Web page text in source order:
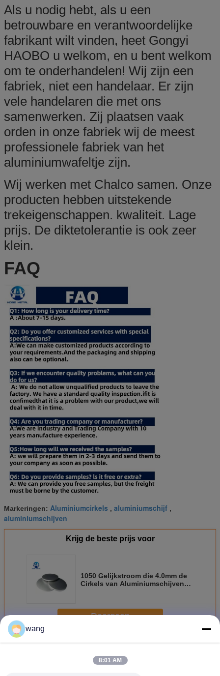
Als u nodig hebt, als u een
betrouwbare en verantwoordelijke
fabrikant wilt vinden, heet Gongyi
HAOBO u welkom, en u bent welkom
om te onderhandelen! Wij zijn een
fabriek, niet een handelaar. Er zijn
vele handelaren die met ons
samenwerken. Zij plaatsen vaak
orden in onze fabriek wij de meest
professionele fabriek van het
aluminiumwafeltje zijn.
Wij werken met Chalco samen. Onze
producten hebben uitstekende
trekeigenschappen. kwaliteit. Lage
prijs. De diktetolerantie is ook zeer
klein.
FAQ
Markeringen: Aluminiumcirkels , aluminiumschijf ,
aluminiumschijven
Krijg de beste prijs voor
1050 Gelijkstroom die 4.0mm de
Cirkels van Aluminiumschijven
Doorgaan
MeerDe cirkels van aluminiumschijven
wang
8:01 AM